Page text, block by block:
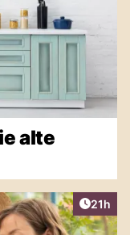
alte
Artikel
21h